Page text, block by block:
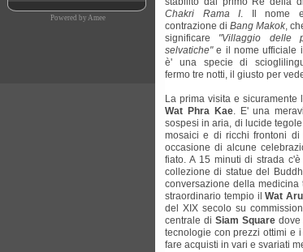
Powered by Amee
Chakri Rama I. Il nome
contrazione di Bang Makok,
significare "Villaggio delle
selvatiche"e il nome ufficiale
è' una specie di
fermo tre notti, il giusto per
La prima visita e
Wat Phra Kae. E' una
sospesi in aria, di lucide
mosaici e di ricchi frontoni di
occasione di alcune
fiato. A 15 minuti di strada c'è
collezione di statue del
conversazione della
straordinario tempio ilWat
del XIX secolo su
centrale diSiam Square dove
tecnologie con prezzi ottimi e
fare acquisti in vari e svariati